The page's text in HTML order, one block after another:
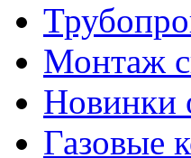
Монтаж
Новинки
Газовые